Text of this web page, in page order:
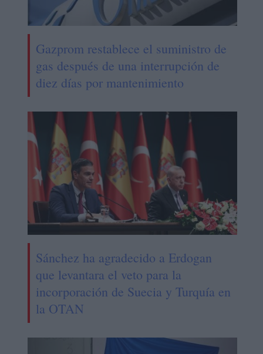
Gazprom restablece el suministro de
gas después de una interrupción de
diez días por mantenimiento
Sánchez ha agradecido a Erdogan
que levantara el veto para la
incorporación de Suecia y Turquía en
la OTAN